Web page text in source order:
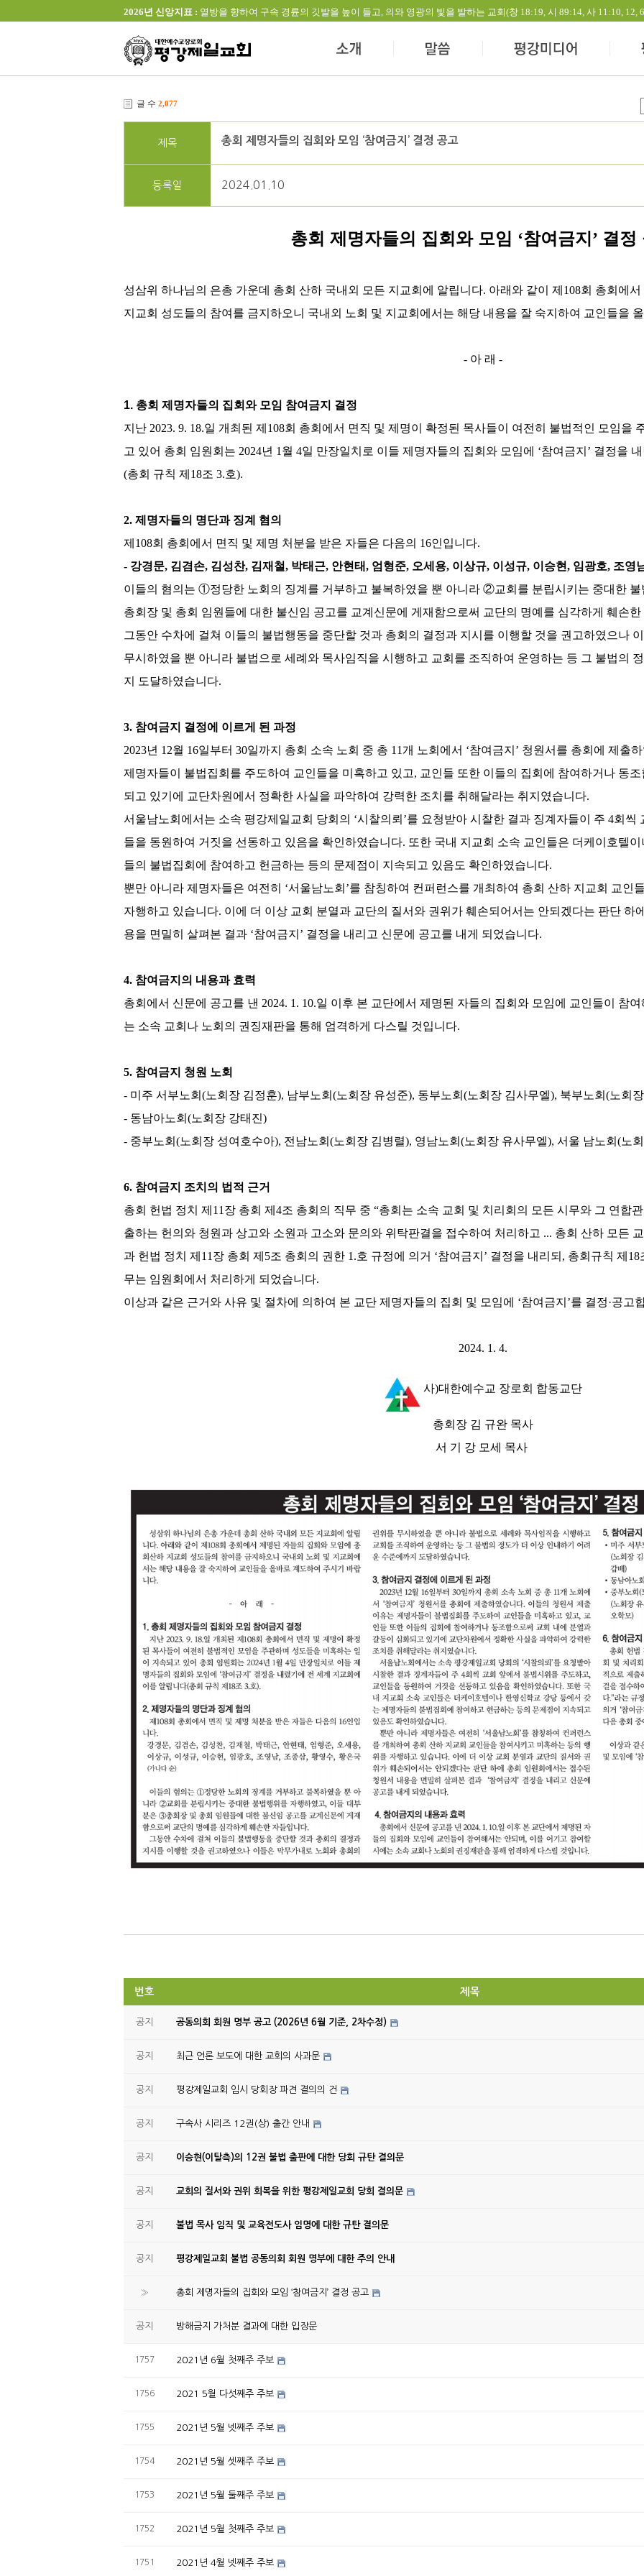
2026년 신앙지표 : 열방을 향하여 구속 경륜의 깃발을 높이 들고, 의와 영광의 빛을 발하는 교회(창 18:19, 시 89:14, 사 11:10, 12,
글 수 2,077
제목 총회 제명자들의 집회와 모임 ‘참여금지’ 결정 공고
등록일 2024.01.10
총회 제명자들의 집회와 모임 ‘참여금지 ’ 결정
성삼위 하나님의 은총 가운데 총회 산하 국내외 모든 지교회에 알립니다. 아래와 같이 제 108회 총회에
지교회 성도들의 참여를 금지하오니 국내외 노회 및 지교회에서는 해당 내용을 잘 숙지하여 교인들을
- 아 래 -
1. 총회 제명자들의 집회와 모임 참여금지 결정
지난 2023. 9. 18.일 개최된 제 108회 총회에서 면직 및 제명이 확정된 목사들이 여전히 불법적인 모임을
고 있어 총회 임원회는 2024년 1 월 4일 만장일치로 이들 제명자들의 집회와 모임에 ‘참여금지 ’ 결정을
(총회 규칙 제 18조 3.호).
2. 제명자들의 명단과 징계 혐의
제 108회 총회에서 면직 및 제명 처분을 받은 자들은 다음의 16인입니다.
- 강경문, 김겸손, 김성찬, 김재철, 박태근, 안현태, 엄형준, 오세용, 이상규, 이성규, 이승현, 임광호, 조영
이들의 혐의는 ①정당한 노회의 징계를 거부하고 불복하였을 뿐 아니라 ②교회를 분립시키는 중대한
총회장 및 총회 임원들에 대한 불신임 공고를 교계신문에 게재함으로써 교단의 명예를 심각하게 훼손
그동안 수차에 걸쳐 이들의 불법행동을 중단할 것과 총회의 결정과 지시를 이행할 것을 권고하였으나
무시하였을 뿐 아니라 불법으로 세례와 목사임직을 시행하고 교회를 조직하여 운영하는 등 그 불법의
지 도달하였습니다.
3. 참여금지 결정에 이르게 된 과정
2023년 12월 16일부터 30일까지 총회 소속 노회 중 총 11개 노회에서 ‘참여금지 ’ 청원서를 총회에 제출
제명자들이 불법집회를 주도하여 교인들을 미혹하고 있고, 교인들 또한 이들의 집회에 참여하거나 동
되고 있기에 교단차원에서 정확한 사실을 파악하여 강력한 조치를 취해달라는 취지였습니다.
서울남노회에서는 소속 평강제일교회 당회의 ‘시찰의뢰 ’를 요청받아 시찰한 결과 징계자들이 주 4회씩
들을 동원하여 거짓을 선동하고 있음을 확인하였습니다. 또한 국내 지교회 소속 교인들은 더케이호텔
들의 불법집회에 참여하고 헌금하는 등의 문제점이 지속되고 있음도 확인하였습니다.
뿐만 아니라 제명자들은 여전히 ‘서울남노회 ’를 참칭하여 컨퍼런스를 개최하여 총회 산하 지교회 교인
자행하고 있습니다. 이에 더 이상 교회 분열과 교단의 질서와 권위가 훼손되어서는 안되겠다는 판단 하
용을 면밀히 살펴본 결과 ‘참여금지 ’ 결정을 내리고 신문에 공고를 내게 되었습니다.
4. 참여금지의 내용과 효력
총회에서 신문에 공고를 낸 2024. 1. 10.일 이후 본 교단에서 제명된 자들의 집회와 모임에 교인들이 참여
는 소속 교회나 노회의 권징재판을 통해 엄격하게 다스릴 것입니다.
5. 참여금지 청원 노회
- 미주 서부노회 (노회장 김정훈), 남부노회 (노회장 유성준), 동부노회 (노회장 김사무엘), 북부노회 (노회
- 동남아노회 (노회장 강태진)
- 중부노회 (노회장 성여호수아), 전남노회 (노회장 김병렬), 영남노회 (노회장 유사무엘), 서울 남노회 (노
6. 참여금지 조치의 법적 근거
총회 헌법 정치 제 11 장 총회 제 4조 총회의 직무 중 “총회는 소속 교회 및 치리회의 모든 시무와 그 연합
출하는 헌의와 청원과 상고와 소원과 고소와 문의와 위탁판결을 접수하여 처리하고 ... 총회 산하 모든
과 헌법 정치 제 11 장 총회 제 5조 총회의 권한 1.호 규정에 의거 ‘참여금지 ’ 결정을 내리되 , 총회규칙 제 18
무는 임원회에서 처리하게 되었습니다.
이상과 같은 근거와 사유 및 절차에 의하여 본 교단 제명자들의 집회 및 모임에 ‘참여금지 ’를 결정·공고
2024. 1. 4.
사)대한예수교 장로회 합동교단
총회장 김 규완 목사
서 기 강 모세 목사
번호 제목
공지 공동의회 회원 명부 공고 (2026년 6월 기준, 2차수정)
공지 최근 언론 보도에 대한 교회의 사과문
공지 평강제일교회 임시 당회장 파견 결의의 건
공지 구속사 시리즈 12권(상) 출간 안내
공지 이승현(이탈측)의 12권 불법 출판에 대한 당회 규탄 결의문
공지 교회의 질서와 권위 회복을 위한 평강제일교회 당회 결의문
공지 불법 목사 임직 및 교육전도사 임명에 대한 규탄 결의문
공지 평강제일교회 불법 공동의회 회원 명부에 대한 주의 안내
» 총회 제명자들의 집회와 모임 ‘참여금지’ 결정 공고
공지 방해금지 가처분 결과에 대한 입장문
1757 2021년 6월 첫째주 주보
1756 2021 5월 다섯째주 주보
1755 2021년 5월 넷째주 주보
1754 2021년 5월 셋째주 주보
1753 2021년 5월 둘째주 주보
1752 2021년 5월 첫째주 주보
1751 2021년 4월 넷째주 주보